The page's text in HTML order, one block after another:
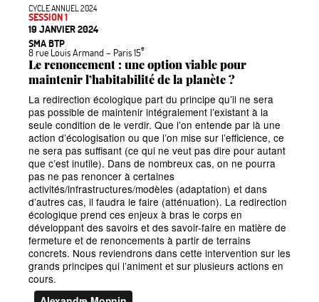
CYCLE ANNUEL 2024
SESSION 1
19 JANVIER 2024
SMA BTP
8 rue Louis Armand – Paris 15e
Le renoncement : une option viable pour
maintenir l’habitabilité de la planète?
La redirection écologique part du principe qu’il ne sera
pas possible de maintenir intégralement l’existant à la
seule condition de le verdir. Que l’on entende par là une
action d’écologisation ou que l’on mise sur l’efficience, ce
ne sera pas suffisant (ce qui ne veut pas dire pour autant
que c’est inutile). Dans de nombreux cas, on ne pourra
pas ne pas renoncer à certaines
activités/infrastructures/modèles (adaptation) et dans
d’autres cas, il faudra le faire (atténuation). La redirection
écologique prend ces enjeux à bras le corps en
développant des savoirs et des savoir-faire en matière de
fermeture et de renoncements à partir de terrains
concrets. Nous reviendrons dans cette intervention sur les
grands principes qui l’animent et sur plusieurs actions en
cours.